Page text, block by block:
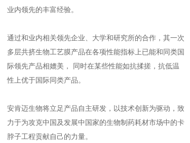
业内领先的丰富经验。
通过和业内相关领先企业、大学和研究所的合作，其一次
多层共挤生物工艺膜产品在各项性能指标上已能和同类国
际领先产品相媲美， 同时在某些性能如抗揉搓，抗低温
性上优于国际同类产品。
安肯迈生物将立足产品自主研发，以技术创新为驱动，致
力于为攻克中国及发展中国家的生物制药耗材市场中的卡
脖子工程贡献自己的力量。